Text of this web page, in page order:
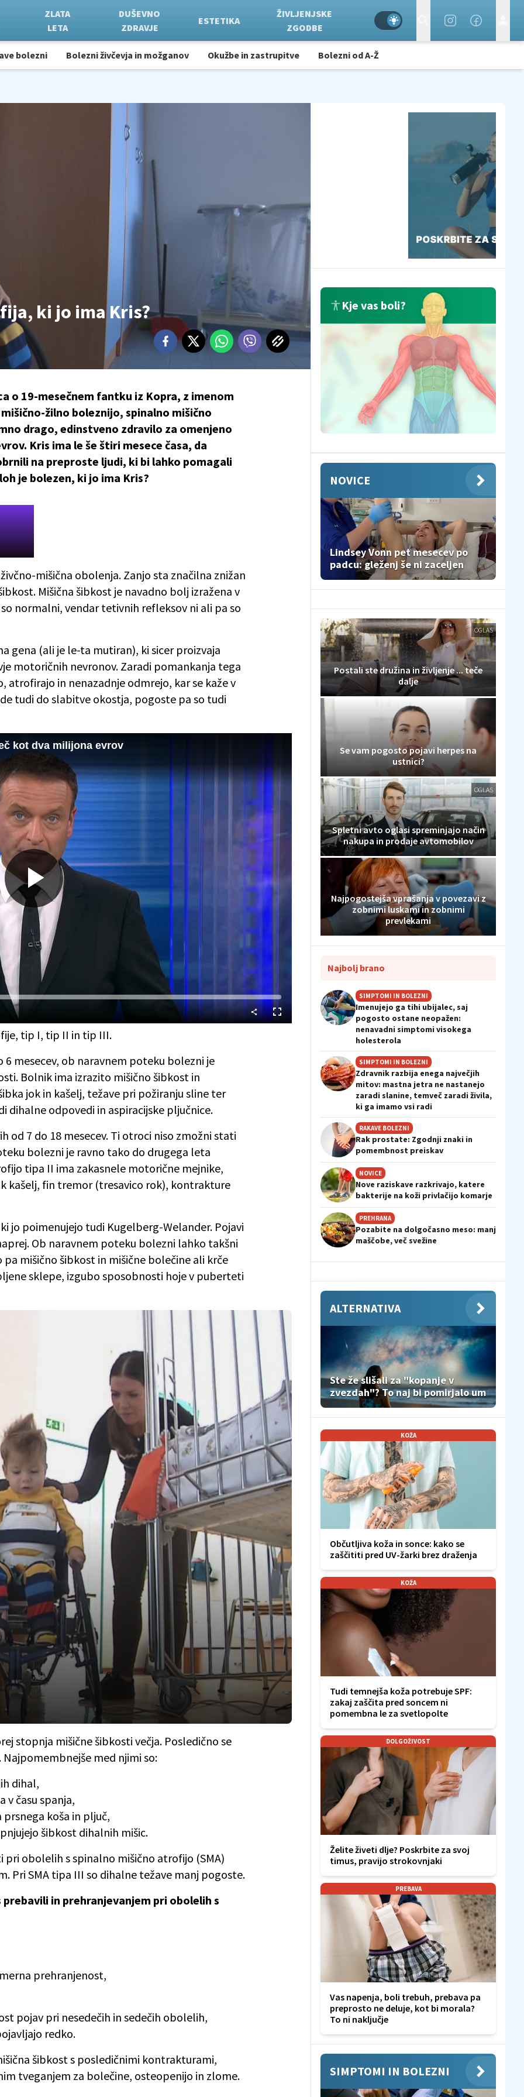
ZLATA
LETA
DUŠEVNO
ZDRAVJE
ESTETIKA
ŽIVLJENJSKE
ZGODBE
bolezni Bolezni živčevja in možganov Okužbe in zastrupitve Bolezni od A-Ž
ki jo ima Kris?
o 19-mesečnem fantku iz Kopra, z imenom
žilno boleznijo, spinalno mišično
drago, edinstveno zdravilo za omenjeno
Kris ima le še štiri mesece časa, da
na preproste ljudi, ki bi lahko pomagali
je bolezen, ki jo ima Kris?
mišična obolenja. Zanjo sta značilna znižan
Mišična šibkost je navadno bolj izražena v
normalni, vendar tetivnih refleksov ni ali pa so
gena (ali je le-ta mutiran), ki sicer proizvaja
motoričnih nevronov. Zaradi pomankanja tega
atrofirajo in nenazadnje odmrejo, kar se kaže v
tudi do slabitve okostja, pogoste pa so tudi
kot dva milijona evrov
Predvajaj
Celozaslonski
način
tip I, tip II in tip III.
6 mesecev, ob naravnem poteku bolezni je
Bolnik ima izrazito mišično šibkost in
jok in kašelj, težave pri požiranju sline ter
dihalne odpovedi in aspiracijske pljučnice.
od 7 do 18 mesecev. Ti otroci niso zmožni stati
bolezni je ravno tako do drugega leta
tipa II ima zakasnele motorične mejnike,
kašelj, fin tremor (tresavico rok), kontrakture
jo poimenujejo tudi Kugelberg-Welander. Pojavi
Ob naravnem poteku bolezni lahko takšni
mišično šibkost in mišične bolečine ali krče
sklepe, izgubo sposobnosti hoje v puberteti
stopnja mišične šibkosti večja. Posledično se
Najpomembnejše med njimi so:
dihal,
v času spanja,
koša in pljuč,
šibkost dihalnih mišic.
obolelih s spinalno mišično atrofijo (SMA)
Pri SMA tipa III so dihalne težave manj pogoste.
in prehranjevanjem pri obolelih s
prehranjenost,
pojav pri nesedečih in sedečih obolelih,
redko.
šibkost s posledičnimi kontrakturami,
tveganjem za bolečine, osteopenijo in zlome.
Kje vas boli?
NOVICE
Lindsey Vonn pet mesecev po
padcu: gleženj še ni zaceljen
OGLAS
Postali ste družina in življenje ... teče
dalje
Se vam pogosto pojavi herpes na
ustnici?
OGLAS
Spletni avto oglasi spreminjajo način
nakupa in prodaje avtomobilov
Najpogostejša vprašanja v povezavi z
zobnimi luskami in zobnimi
prevlekami
Najbolj brano
SIMPTOMI IN BOLEZNI
Imenujejo ga tihi ubijalec, saj
pogosto ostane neopažen:
nenavadni simptomi visokega
holesterola
SIMPTOMI IN BOLEZNI
Zdravnik razbija enega največjih
mitov: mastna jetra ne nastanejo
zaradi slanine, temveč zaradi živila,
ki ga imamo vsi radi
RAKAVE BOLEZNI
Rak prostate: Zgodnji znaki in
pomembnost preiskav
NOVICE
Nove raziskave razkrivajo, katere
bakterije na koži privlačijo komarje
PREHRANA
Pozabite na dolgočasno meso: manj
maščobe, več svežine
ALTERNATIVA
Ste že slišali za "kopanje v
zvezdah"? To naj bi pomirjalo um
KOŽA
Občutljiva koža in sonce: kako se
zaščititi pred UV-žarki brez draženja
KOŽA
Tudi temnejša koža potrebuje SPF:
zakaj zaščita pred soncem ni
pomembna le za svetlopolte
DOLGOŽIVOST
Želite živeti dlje? Poskrbite za svoj
timus, pravijo strokovnjaki
PREBAVA
Vas napenja, boli trebuh, prebava pa
preprosto ne deluje, kot bi morala?
To ni naključje
SIMPTOMI IN BOLEZNI